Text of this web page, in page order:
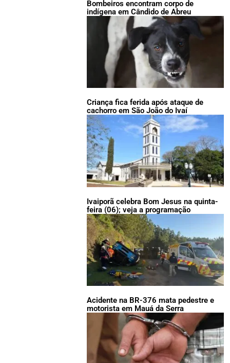
Bombeiros encontram corpo de
indígena em Cândido de Abreu
Criança fica ferida após ataque de
cachorro em São João do Ivaí
Ivaiporã celebra Bom Jesus na quinta-
feira (06); veja a programação
Acidente na BR-376 mata pedestre e
motorista em Mauá da Serra